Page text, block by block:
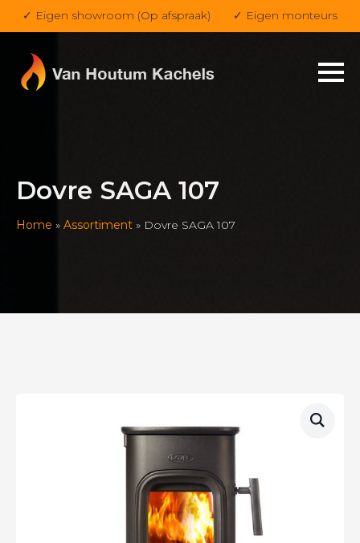
✓ Eigen showroom (Op afspraak) ✓ Eigen monteurs
Dovre SAGA 107
Home » Assortiment » Dovre SAGA 107